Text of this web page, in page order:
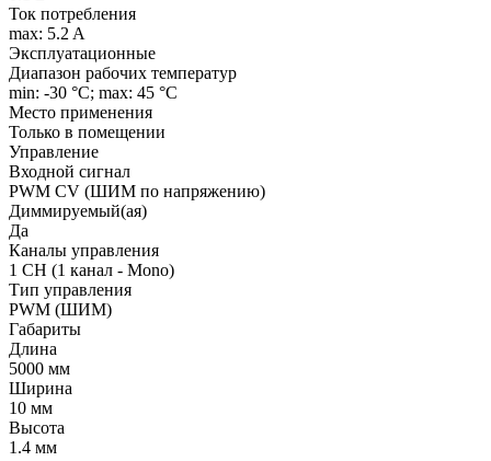
Ток потребления
max: 5.2 A
Эксплуатационные
Диапазон рабочих температур
min: -30 °C; max: 45 °C
Место применения
Только в помещении
Управление
Входной сигнал
PWM СV (ШИМ по напряжению)
Диммируемый(ая)
Да
Каналы управления
1 CH (1 канал - Mono)
Тип управления
PWM (ШИМ)
Габариты
Длина
5000 мм
Ширина
10 мм
Высота
1.4 мм